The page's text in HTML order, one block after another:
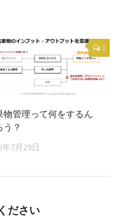
0
物管理って何をするん
う？
年7月29日
ださい